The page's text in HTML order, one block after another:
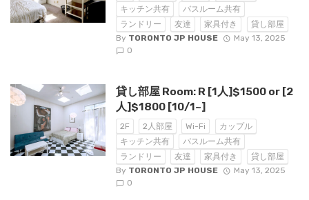
キッチン共有
バスルーム共有
ランドリー
友達 家具付き
貸し部屋
By TORONTO JP HOUSE
May 13, 2025
0
貸し部屋 Room: R [1人]$1500 or [2
人]$1800 [10/1~]
2F 2人部屋 Wi-Fi
カップル
キッチン共有
バスルーム共有
ランドリー
友達 家具付き
貸し部屋
By TORONTO JP HOUSE
May 13, 2025
0